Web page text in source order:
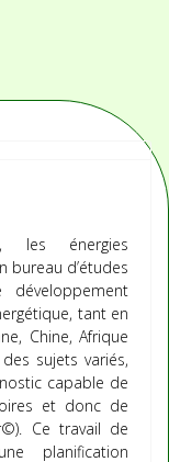
les énergies
bureau d’études
tant en
Chine, Afrique
sujets variés,
capable de
et donc de
Ce travail de
planification